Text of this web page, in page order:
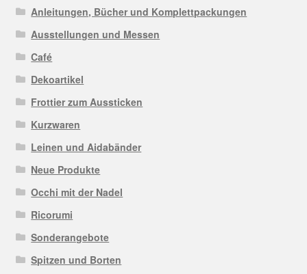
Anleitungen, Bücher und Komplettpackungen
Ausstellungen und Messen
Café
Dekoartikel
Frottier zum Aussticken
Kurzwaren
Leinen und Aidabänder
Neue Produkte
Occhi mit der Nadel
Ricorumi
Sonderangebote
Spitzen und Borten